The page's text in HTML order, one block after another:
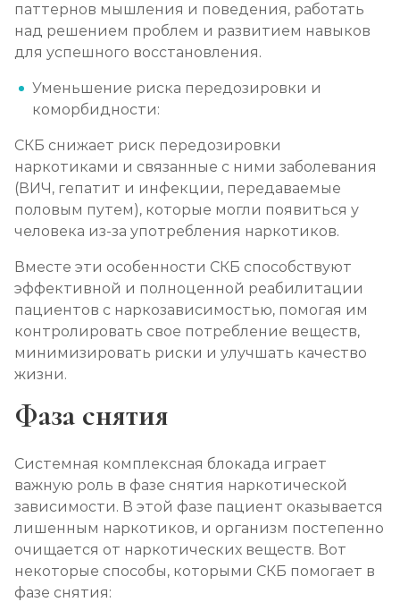
паттернов мышления и поведения, работать
над решением проблем и развитием навыков
для успешного восстановления.
Уменьшение риска передозировки и
коморбидности:
СКБ снижает риск передозировки
наркотиками и связанные с ними заболевания
(ВИЧ, гепатит и инфекции, передаваемые
половым путем), которые могли появиться у
человека из-за употребления наркотиков.
Вместе эти особенности СКБ способствуют
эффективной и полноценной реабилитации
пациентов с наркозависимостью, помогая им
контролировать свое потребление веществ,
минимизировать риски и улучшать качество
жизни.
Фаза снятия
Системная комплексная блокада играет
важную роль в фазе снятия наркотической
зависимости. В этой фазе пациент оказывается
лишенным наркотиков, и организм постепенно
очищается от наркотических веществ. Вот
некоторые способы, которыми СКБ помогает в
фазе снятия: